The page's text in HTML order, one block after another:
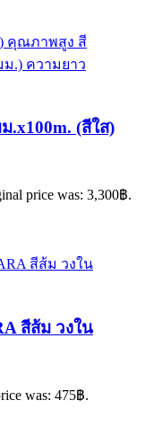
.x100m. (สีใส)
price was: 3,300฿.
สีส้ม วงใน
was: 475฿.